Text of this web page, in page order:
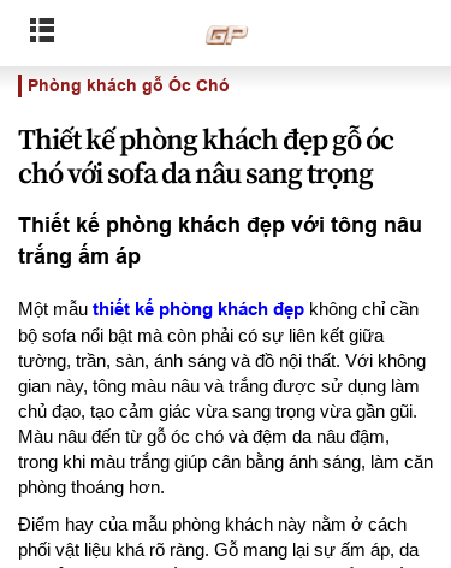
Phòng khách gỗ Óc Chó
Thiết kế phòng khách đẹp gỗ óc
chó với sofa da nâu sang trọng
Thiết kế phòng khách đẹp với tông nâu
trắng ấm áp
Một mẫu thiết kế phòng khách đẹp không chỉ cần
bộ sofa nổi bật mà còn phải có sự liên kết giữa
tường, trần, sàn, ánh sáng và đồ nội thất. Với không
gian này, tông màu nâu và trắng được sử dụng làm
chủ đạo, tạo cảm giác vừa sang trọng vừa gần gũi.
Màu nâu đến từ gỗ óc chó và đệm da nâu đậm,
trong khi màu trắng giúp cân bằng ánh sáng, làm căn
phòng thoáng hơn.
Điểm hay của mẫu phòng khách này nằm ở cách
phối vật liệu khá rõ ràng. Gỗ mang lại sự ấm áp, da